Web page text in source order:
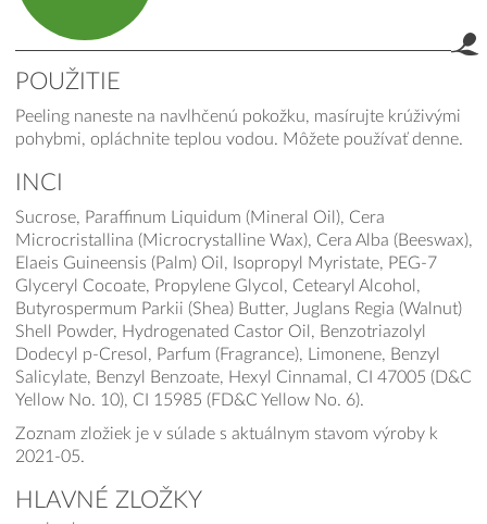
POUŽITIE
Peeling naneste na navlhčenú pokožku, masírujte krúživými
pohybmi, opláchnite teplou vodou. Môžete používať denne.
INCI
Sucrose, Paraffinum Liquidum (Mineral Oil), Cera
Microcristallina (Microcrystalline Wax), Cera Alba (Beeswax),
Elaeis Guineensis (Palm) Oil, Isopropyl Myristate, PEG-7
Glyceryl Cocoate, Propylene Glycol, Cetearyl Alcohol,
Butyrospermum Parkii (Shea) Butter, Juglans Regia (Walnut)
Shell Powder, Hydrogenated Castor Oil, Benzotriazolyl
Dodecyl p-Cresol, Parfum (Fragrance), Limonene, Benzyl
Salicylate, Benzyl Benzoate, Hexyl Cinnamal, CI 47005 (D&C
Yellow No. 10), CI 15985 (FD&C Yellow No. 6).
Zoznam zložiek je v súlade s aktuálnym stavom výroby k
2021-05.
HLAVNÉ ZLOŽKY